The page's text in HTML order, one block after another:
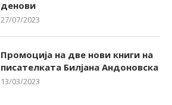
денови
27/07/2023
Промоција на две нови книги на
писателката Билјана Андоновска
13/03/2023